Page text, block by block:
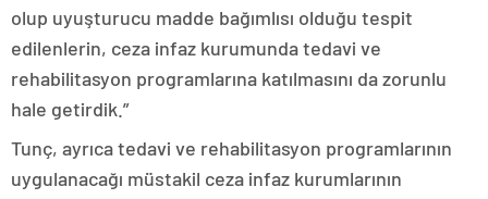
olup uyuşturucu madde bağımlısı olduğu tespit
edilenlerin, ceza infaz kurumunda tedavi ve
rehabilitasyon programlarına katılmasını da zorunlu
hale getirdik.”
Tunç, ayrıca tedavi ve rehabilitasyon programlarının
uygulanacağı müstakil ceza infaz kurumlarının